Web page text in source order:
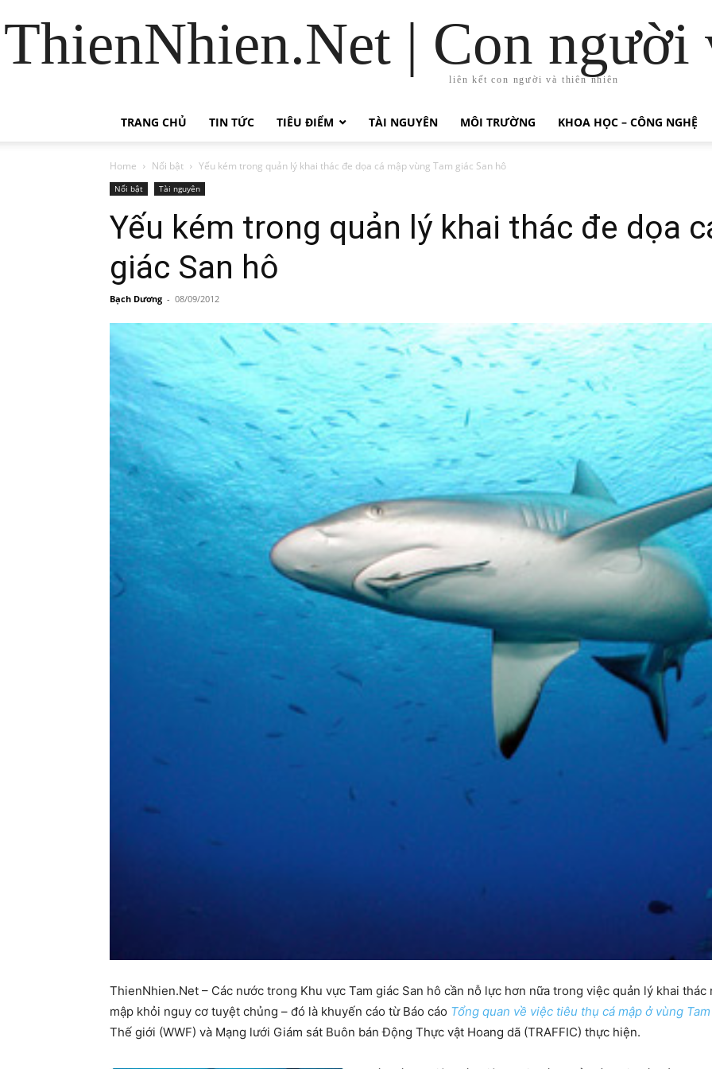
ThienNhien.Net | Con người
liên kết con người và thiên nhiên
TRANG CHỦ TIN TỨC TIÊU ĐIỂM TÀI NGUYÊN MÔI TRƯỜNG KHOA HỌC – CÔNG NGHỆ
Home Nổi bật Yếu kém trong quản lý khai thác đe dọa cá mập vùng Tam giác San hô
Nổi bật Tài nguyên
Yếu kém trong quản lý khai thác đe dọa
giác San hô
Bạch Dương - 08/09/2012
ThienNhien.Net – Các nước trong Khu vực Tam giác San hô cần nỗ lực hơn nữa trong việc quản lý khai
mập khỏi nguy cơ tuyệt chủng – đó là khuyến cáo từ Báo cáo Tổng quan về việc tiêu thụ cá mập ở vùng
Thế giới (WWF) và Mạng lưới Giám sát Buôn bán Động Thực vật Hoang dã (TRAFFIC) thực hiện.